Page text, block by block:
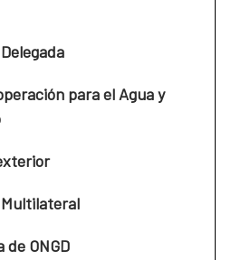
para el Agua y
de ONGD